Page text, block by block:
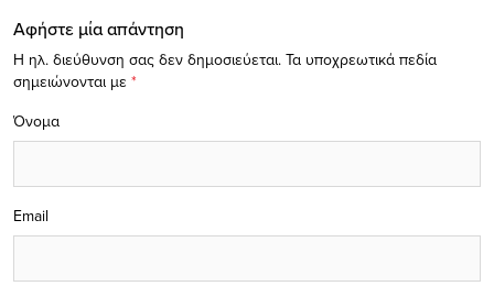
Αφήστε μία απάντηση
Η ηλ. διεύθυνση σας δεν δημοσιεύεται. Τα υποχρεωτικά πεδία
σημειώνονται με *
Όνομα
Email